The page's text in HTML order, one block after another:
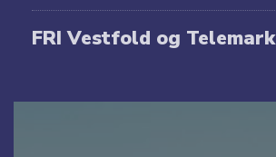
FRI Vestfold og Telemark